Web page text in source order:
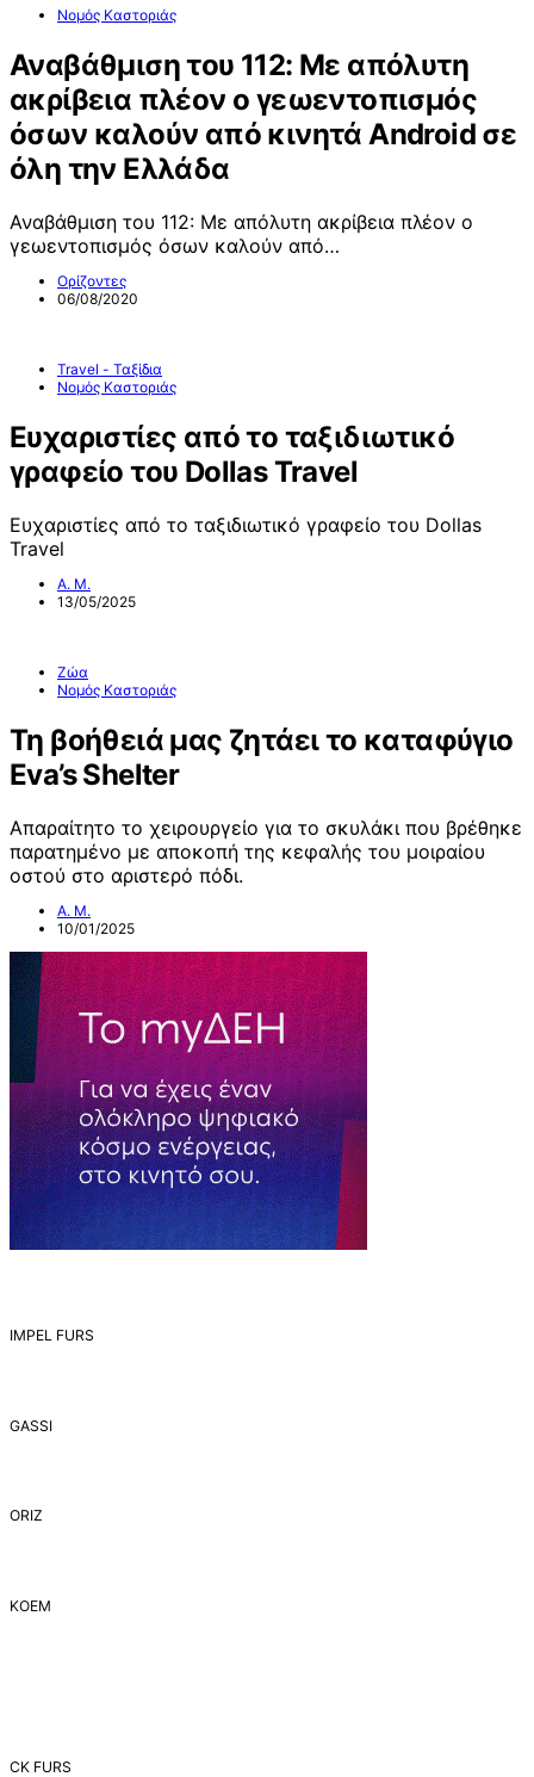
Νομός Καστοριάς
Αναβάθμιση του 112: Με απόλυτη
ακρίβεια πλέον ο γεωεντοπισμός
όσων καλούν από κινητά Android σε
όλη την Ελλάδα
Αναβάθμιση του 112: Με απόλυτη ακρίβεια πλέον ο
γεωεντοπισμός όσων καλούν από…
Ορίζοντες
06/08/2020
Travel - Ταξίδια
Νομός Καστοριάς
Ευχαριστίες από το ταξιδιωτικό
γραφείο του Dollas Travel
Ευχαριστίες από το ταξιδιωτικό γραφείο του Dollas
Travel
Α. Μ.
13/05/2025
Ζώα
Νομός Καστοριάς
Τη βοήθειά μας ζητάει το καταφύγιο
Eva’s Shelter
Απαραίτητο το χειρουργείο για το σκυλάκι που βρέθηκε
παρατημένο με αποκοπή της κεφαλής του μοιραίου
οστού στο αριστερό πόδι.
Α. Μ.
10/01/2025
IMPEL FURS
GASSI
ORIZ
ΚΟΕΜ
CK FURS